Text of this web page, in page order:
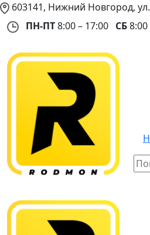
603141, Нижний Новгород,
ПН-ПТ8:00 – 17:00 СБ